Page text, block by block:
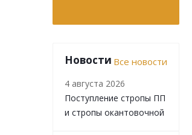
Новости Все новости
4 августа 2026
Поступление стропы ПП
и стропы окантовочной